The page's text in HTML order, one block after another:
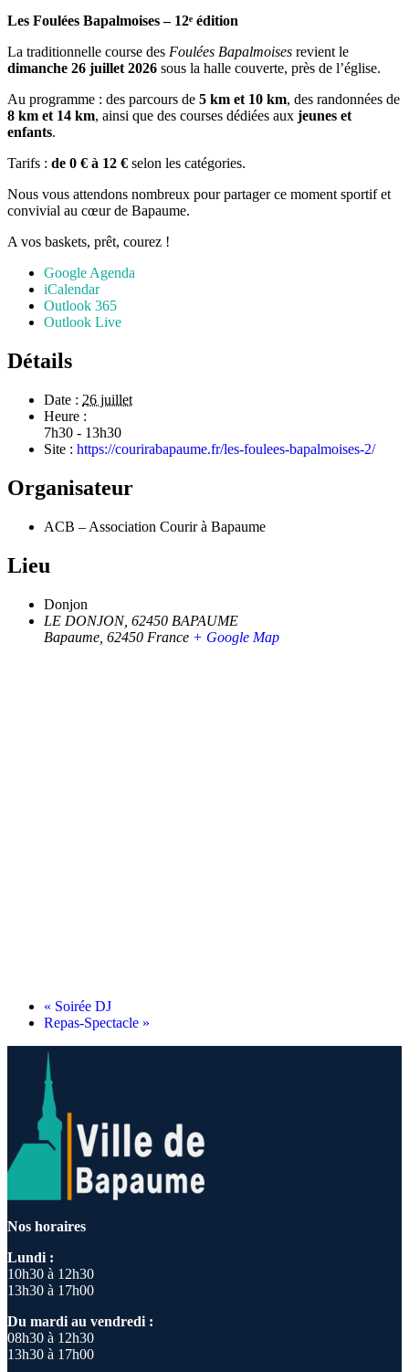
Les Foulées Bapalmoises – 12ᵉ édition
La traditionnelle course des Foulées Bapalmoises revient le
dimanche 26 juillet 2026 sous la halle couverte, près de l’église.
Au programme : des parcours de 5 km et 10 km, des randonnées de
8 km et 14 km, ainsi que des courses dédiées aux jeunes et
enfants.
Tarifs : de 0 € à 12 € selon les catégories.
Nous vous attendons nombreux pour partager ce moment sportif et
convivial au cœur de Bapaume.
A vos baskets, prêt, courez !
Google Agenda
iCalendar
Outlook 365
Outlook Live
Détails
Date : 26 juillet
Heure :
7h30 - 13h30
Site : https://courirabapaume.fr/les-foulees-bapalmoises-2/
Organisateur
ACB – Association Courir à Bapaume
Lieu
Donjon
LE DONJON, 62450 BAPAUME
Bapaume 62450 France + Google Map
« Soirée DJ
Repas-Spectacle »
Nos horaires
Lundi :
10h30 à 12h30
13h30 à 17h00
Du mardi au vendredi :
08h30 à 12h30
13h30 à 17h00